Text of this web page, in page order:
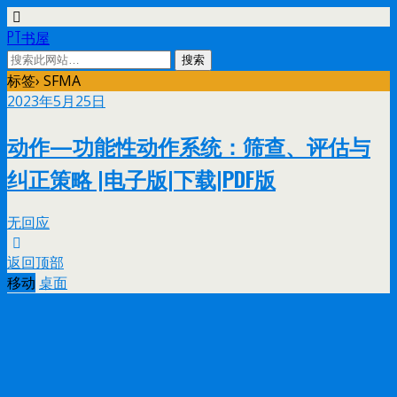
PT书屋
标签› SFMA
2023年5月25日
动作—功能性动作系统：筛查、评估与
纠正策略 |电子版|下载|PDF版
无回应
返回顶部
移动 桌面